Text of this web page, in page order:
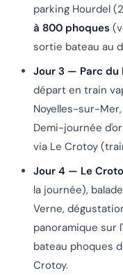
parking Hourdel
à 800 phoques
sortie bateau au
Jour 3 — Parc du
départ en train
Noyelles-sur-
Demi-journée
via Le Crotoy
Jour 4 — Le
la journée),
Verne,
panoramique sur
bateau phoques
Crotoy.